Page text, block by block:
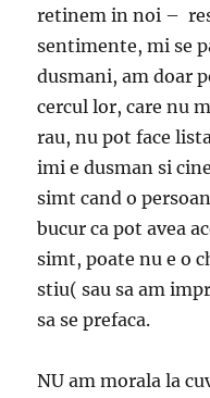
retinem in noi –
sentimente, mi se
dusmani, am doar
cercul lor, care nu
rau, nu pot face
imi e dusman si
simt cand o
bucur ca pot avea
simt, poate nu e o
stiu( sau sa am
sa se prefaca.
NU am morala la